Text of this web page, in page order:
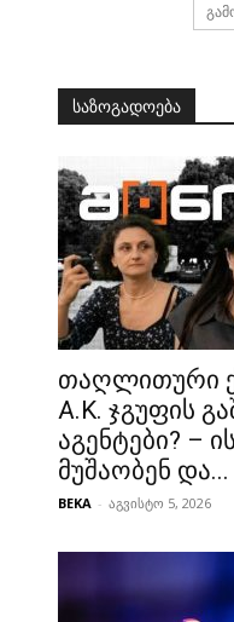
საზოგადოება
თაღლითური
A.K. ჯგუფის
აგენტები? –
მუშაობენ და...
BEKA - აგვისტო 5, 2026